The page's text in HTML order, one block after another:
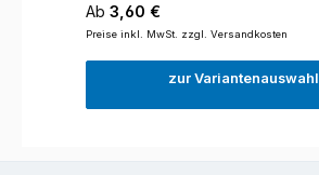
Regulärer Preis:
Ab 3,60 €
Preise inkl. MwSt. zzgl. Versandkosten
zur Variantenauswahl